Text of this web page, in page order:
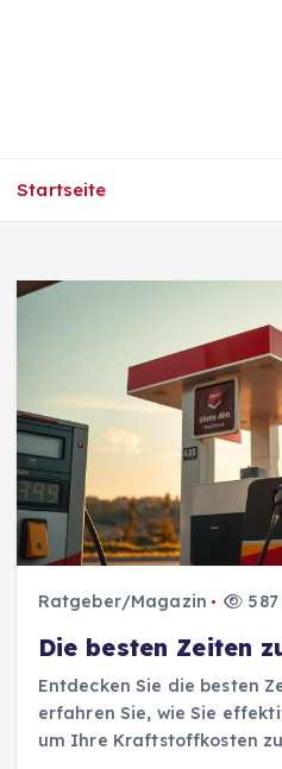
Startseite
Ratgeber/Magazin
Die besten Zeiten
Entdecken Sie die besten
erfahren Sie, wie Sie
um Ihre Kraftstoffkosten